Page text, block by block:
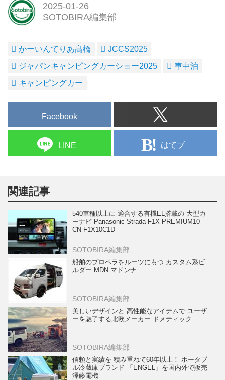
2025-01-26
SOTOBIRA編集部
かーいんてりあ髙橋
JCCS2025
ジャパンキャンピングカーショー2025
車中泊
キャンピングカー
Facebook
LINE はてブ
関連記事
540車種以上に 適合する有機EL搭載の 大型カ
ーナビ Panasonic Strada F1X PREMIUM10
CN-F1X10C1D
SOTOBIRA編集部
船舶のプロペラをルーツにもつ カスタム系ビ
ルダー MDN マドンナ
SOTOBIRA編集部
美しいデザインと 高性能なアイテムで ユーザ
ーを魅了する北欧メーカー ドメティック
SOTOBIRA編集部
信頼と実績を 積み重ねて60年以上！ ポータブ
ル冷蔵庫ブランド 「ENGEL」を国内外で販売
澤藤電機